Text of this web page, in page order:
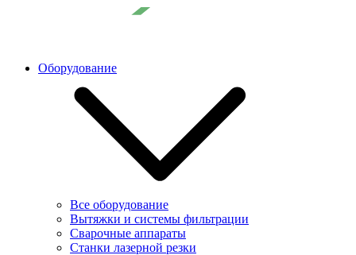
Оборудование
Все оборудование
Вытяжки и системы фильтрации
Сварочные аппараты
Станки лазерной резки